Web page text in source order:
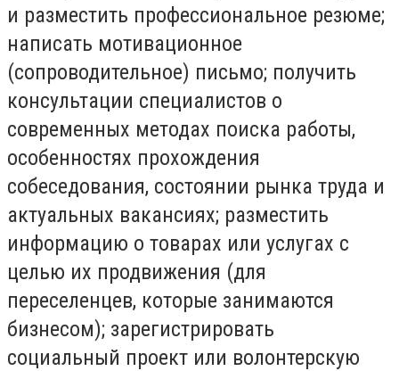
и разместить профессиональное резюме;
написать мотивационное
(сопроводительное) письмо; получить
консультации специалистов о
современных методах поиска работы,
особенностях прохождения
собеседования, состоянии рынка труда и
актуальных вакансиях; разместить
информацию о товарах или услугах с
целью их продвижения (для
переселенцев, которые занимаются
бизнесом); зарегистрировать
социальный проект или волонтерскую